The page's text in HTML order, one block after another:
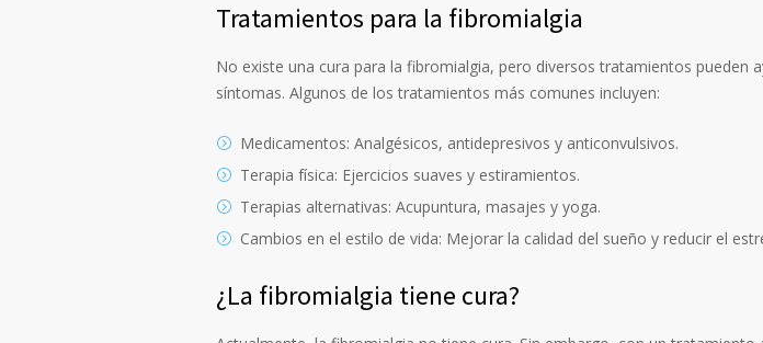
Tratamientos para la fibromialgia
No existe una cura para la fibromialgia, pero diversos tratamientos pueden
síntomas. Algunos de los tratamientos más comunes incluyen:
Medicamentos: Analgésicos, antidepresivos y anticonvulsivos.
Terapia física: Ejercicios suaves y estiramientos.
Terapias alternativas: Acupuntura, masajes y yoga.
Cambios en el estilo de vida: Mejorar la calidad del sueño y reducir el
¿La fibromialgia tiene cura?